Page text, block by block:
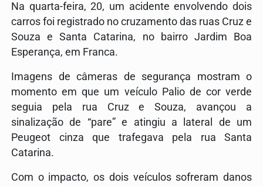
Na quarta-feira, 20, um acidente envolvendo dois
carros foi registrado no cruzamento das ruas Cruz e
Souza e Santa Catarina, no bairro Jardim Boa
Esperança, em Franca.
Imagens de câmeras de segurança mostram o
momento em que um veículo Palio de cor verde
seguia pela rua Cruz e Souza, avançou a
sinalização de “pare” e atingiu a lateral de um
Peugeot cinza que trafegava pela rua Santa
Catarina.
Com o impacto, os dois veículos sofreram danos